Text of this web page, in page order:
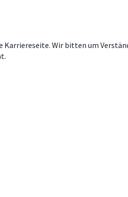
Wir bitten um